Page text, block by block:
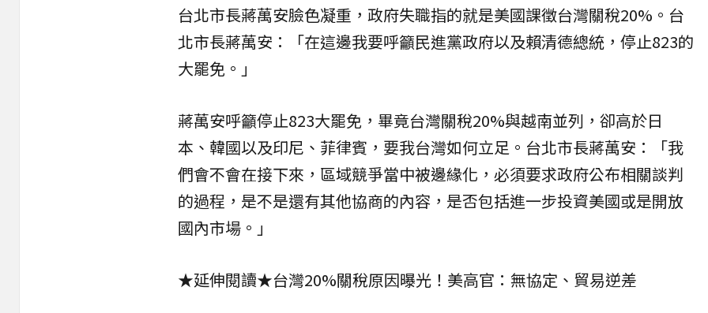
台北市長蔣萬安臉色凝重，政府失職指的就是美國課徵台灣關稅20%。台
北市長蔣萬安：「在這邊我要呼籲民進黨政府以及賴清德總統，停止823的
大罷免 。」
蔣萬安呼籲停止823大罷免，畢竟台灣關稅20%與越南並列，卻高於日
本、韓國以及印尼、菲律賓，要我台灣如何立足。台北市長蔣萬安：「我
們會不會在接下來，區域競爭當中被邊緣化，必須要求政府公布相關談判
的過程，是不是還有其他協商的內容，是否包括進一步投資美國或是開放
國內市場。」
★延伸閱讀★台灣20%關稅原因曝光！美高官：無協定、貿易逆差